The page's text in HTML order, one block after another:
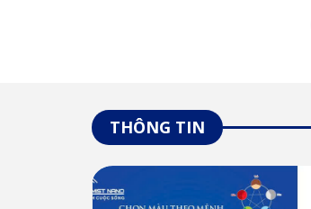
THÔNG TIN